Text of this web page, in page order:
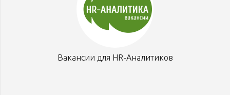
Вакансии для HR-Аналитиков